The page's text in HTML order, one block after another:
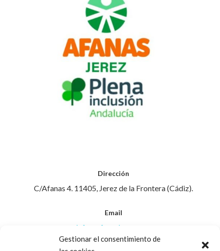
Gestionar el consentimiento de
Dirección
C/Afanas 4. 11405, Jerez de la Frontera (Cádiz).
Email
info@afanasjerez.com